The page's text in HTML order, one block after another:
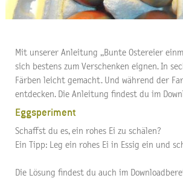
Mit unserer Anleitung „Bunte Ostereier
sich bestens zum Verschenken eignen. In
Färben leicht gemacht. Und während der
entdecken. Die Anleitung findest du im
Eggsperiment
Schaffst du es, ein rohes Ei zu schälen?
Ein Tipp: Leg ein rohes Ei in Essig ein und
Die Lösung findest du auch im